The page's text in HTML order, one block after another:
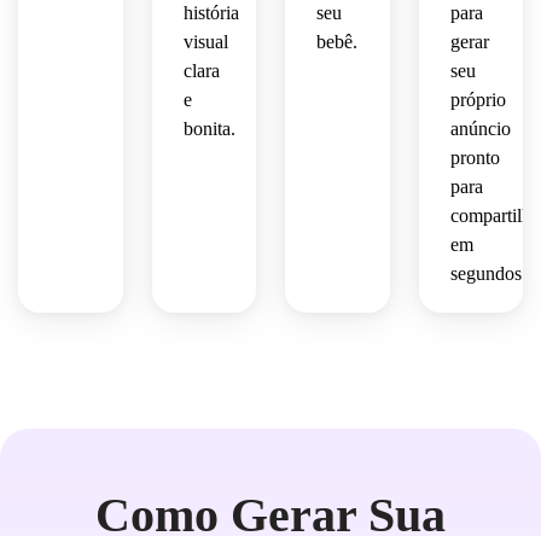
história
visual
clara
e
bonita.
seu
bebê.
para
gerar
seu
próprio
anúncio
pronto
para
em
segundos.
Como Gerar Sua